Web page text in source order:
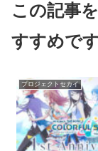
この記事
すすめで
プロジェクトセカイ